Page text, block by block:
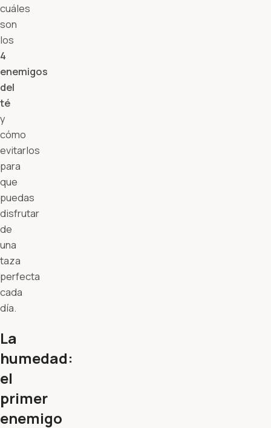
cuáles
son
los
4
enemigos
del
té
y
cómo
evitarlos
para
que
puedas
disfrutar
de
una
taza
perfecta
cada
día.
La
humedad:
el
primer
enemigo